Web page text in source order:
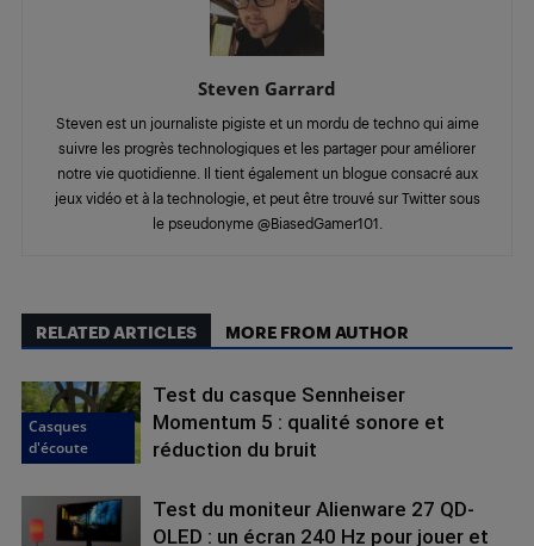
Steven Garrard
Steven est un journaliste pigiste et un mordu de techno qui aime
suivre les progrès technologiques et les partager pour améliorer
notre vie quotidienne. Il tient également un blogue consacré aux
jeux vidéo et à la technologie, et peut être trouvé sur Twitter sous
le pseudonyme @BiasedGamer101.
RELATED ARTICLES MORE FROM AUTHOR
Casques
d'écoute
Test du casque Sennheiser
Momentum 5 : qualité sonore et
réduction du bruit
Test du moniteur Alienware 27 QD-
OLED : un écran 240 Hz pour jouer et